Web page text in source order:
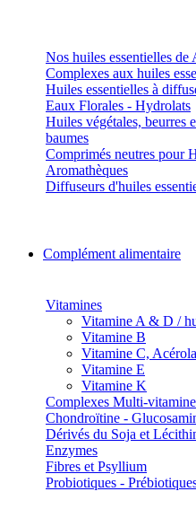
Nos huiles essentielles de
Complexes aux huiles
Huiles essentielles à
Eaux Florales - Hydrolats
Huiles végétales, beurres
baumes
Comprimés neutres pour
Aromathèques
Diffuseurs d'huiles
Complément alimentaire
Vitamines
Vitamine A & D /
Vitamine B
Vitamine C,
Vitamine E
Vitamine K
Complexes Multi-
Chondroïtine -
Dérivés du Soja et
Enzymes
Fibres et Psyllium
Probiotiques -